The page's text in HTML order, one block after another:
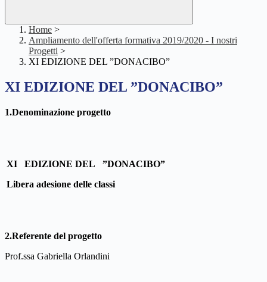
Home >
Ampliamento dell'offerta formativa 2019/2020 - I nostri
Progetti >
XI EDIZIONE DEL ”DONACIBO”
XI EDIZIONE DEL ”DONACIBO”
1.Denominazione progetto
XI EDIZIONE DEL ”DONACIBO”
Libera adesione delle classi
2.Referente del progetto
Prof.ssa Gabriella Orlandini